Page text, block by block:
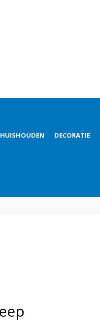
HUISHOUDEN DECORATIE